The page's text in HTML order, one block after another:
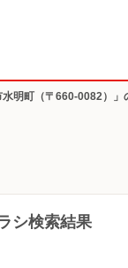
水明町（〒660-0082）
シ検索結果